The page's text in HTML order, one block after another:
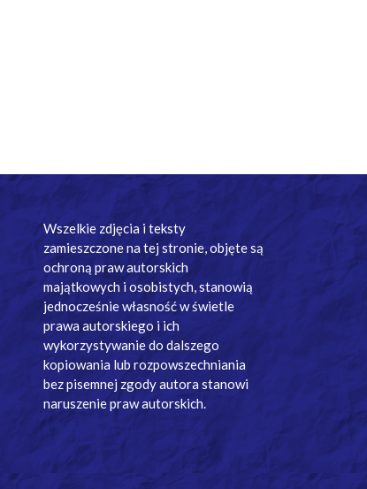
Wszelkie zdjęcia i teksty
zamieszczone na tej stronie, objęte są
ochroną praw autorskich
majątkowych i osobistych, stanowią
jednocześnie własność w świetle
prawa autorskiego i ich
wykorzystywanie do dalszego
kopiowania lub rozpowszechniania
bez pisemnej zgody autora stanowi
naruszenie praw autorskich.